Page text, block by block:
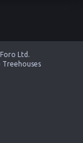
Ltd.
Treehouses